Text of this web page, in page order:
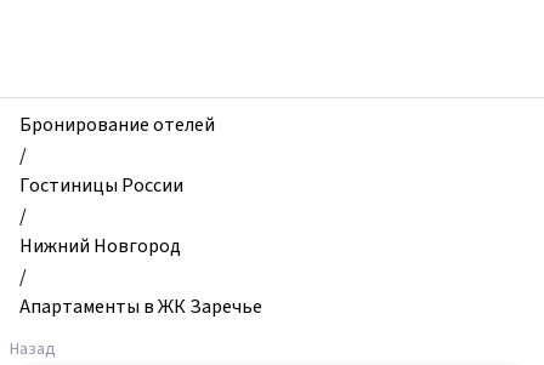
и
квартиры,
Апартаменты
ЖК
Заречье,
Нижний
Новгород,
Россия
Бронирование отелей
/
Гостиницы России
/
Нижний Новгород
/
Апартаменты в ЖК Заречье
Назад